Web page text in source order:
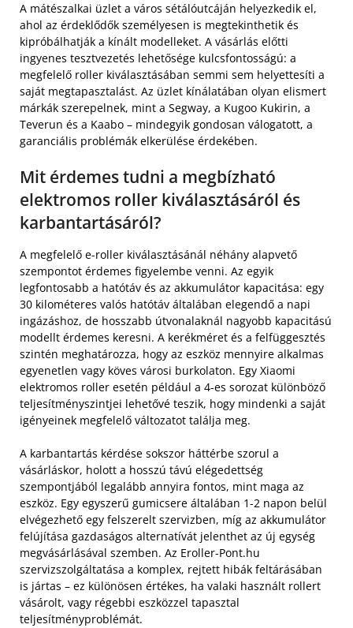
A mátészalkai üzlet a város sétálóutcáján helyezkedik el,
ahol az érdeklődők személyesen is megtekinthetik és
kipróbálhatják a kínált modelleket. A vásárlás előtti
ingyenes tesztvezetés lehetősége kulcsfontosságú: a
megfelelő roller kiválasztásában semmi sem helyettesíti a
saját megtapasztalást. Az üzlet kínálatában olyan elismert
márkák szerepelnek, mint a Segway, a Kugoo Kukirin, a
Teverun és a Kaabo – mindegyik gondosan válogatott, a
garanciális problémák elkerülése érdekében.
Mit érdemes tudni a megbízható
elektromos roller kiválasztásáról és
karbantartásáról?
A megfelelő e-roller kiválasztásánál néhány alapvető
szempontot érdemes figyelembe venni. Az egyik
legfontosabb a hatótáv és az akkumulátor kapacitása: egy
30 kilométeres valós hatótáv általában elegendő a napi
ingázáshoz, de hosszabb útvonalaknál nagyobb kapacitású
modellt érdemes keresni. A kerékméret és a felfüggesztés
szintén meghatározza, hogy az eszköz mennyire alkalmas
egyenetlen vagy köves városi burkolaton. Egy Xiaomi
elektromos roller esetén például a 4-es sorozat különböző
teljesítményszintjei lehetővé teszik, hogy mindenki a saját
igényeinek megfelelő változatot találja meg.
A karbantartás kérdése sokszor háttérbe szorul a
vásárláskor, holott a hosszú távú elégedettség
szempontjából legalább annyira fontos, mint maga az
eszköz. Egy egyszerű gumicsere általában 1-2 napon belül
elvégezhető egy felszerelt szervizben, míg az akkumulátor
felújítása gazdaságos alternatívát jelenthet az új egység
megvásárlásával szemben. Az Eroller-Pont.hu
szervizszolgáltatása a komplex, rejtett hibák feltárásában
is jártas – ez különösen értékes, ha valaki használt rollert
vásárolt, vagy régebbi eszközzel tapasztal
teljesítményproblémát.